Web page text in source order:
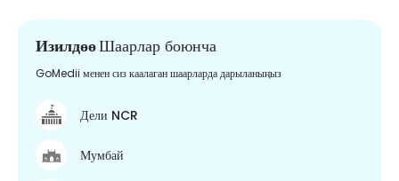
ИзилдөөШаарлар боюнча
GoMedii менен сиз каалаган шаарларда дарыланыңыз
Дели NCR
Мумбай